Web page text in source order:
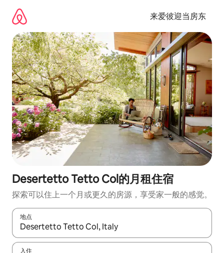
来爱彼迎当房东
Desertetto Tetto Col的月租住宿
探索可以住上一个月或更久的房源，享受家一般的感觉。
地点
如有搜索结果，请使用上下方向键查看，或通过点击或滑动手势
入住